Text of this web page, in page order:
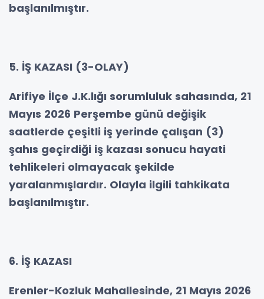
başlanılmıştır.
5. İŞ KAZASI (3-OLAY)
Arifiye İlçe J.K.lığı sorumluluk sahasında, 21
Mayıs 2026 Perşembe günü değişik
saatlerde çeşitli iş yerinde çalışan (3)
şahıs geçirdiği iş kazası sonucu hayati
tehlikeleri olmayacak şekilde
yaralanmışlardır. Olayla ilgili tahkikata
başlanılmıştır.
6. İŞ KAZASI
Erenler-Kozluk Mahallesinde, 21 Mayıs 2026